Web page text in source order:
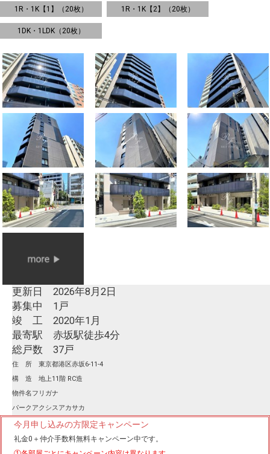
1R・1K【1】（20枚） 1R・1K【2】（20枚）
1DK・1LDK（20枚）
更新日 2026年8月2日
募集中 1戸
竣 工 2020年1月
最寄駅 赤坂駅徒歩4分
総戸数 37戸
住 所 東京都港区赤坂6-11-4
構 造 地上11階 RC造
物件名フリガナ
パークアクシスアカサカ
今月申し込みの方限定キャンペーン
礼金0 ＋ 仲介手数料無料キャンペーン中です。